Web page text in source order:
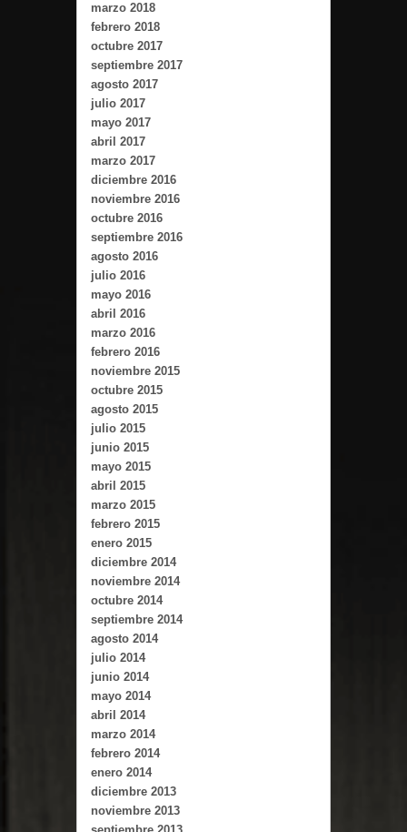
marzo 2018
febrero 2018
octubre 2017
septiembre 2017
agosto 2017
julio 2017
mayo 2017
abril 2017
marzo 2017
diciembre 2016
noviembre 2016
octubre 2016
septiembre 2016
agosto 2016
julio 2016
mayo 2016
abril 2016
marzo 2016
febrero 2016
noviembre 2015
octubre 2015
agosto 2015
julio 2015
junio 2015
mayo 2015
abril 2015
marzo 2015
febrero 2015
enero 2015
diciembre 2014
noviembre 2014
octubre 2014
septiembre 2014
agosto 2014
julio 2014
junio 2014
mayo 2014
abril 2014
marzo 2014
febrero 2014
enero 2014
diciembre 2013
noviembre 2013